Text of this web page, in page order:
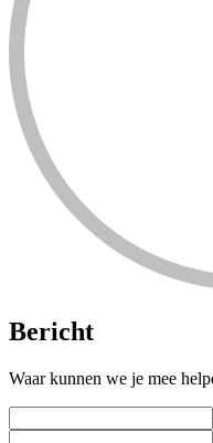
Bericht
Waar kunnen we je mee